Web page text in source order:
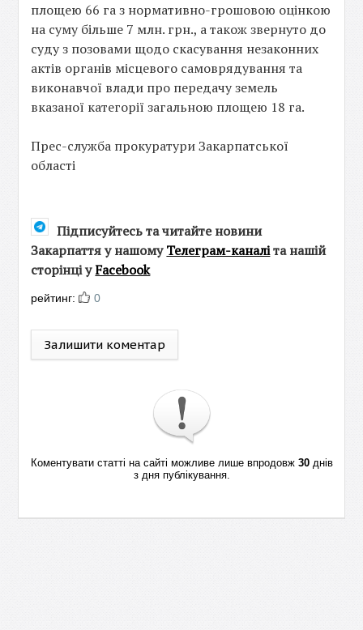
площею 66 га з нормативно-грошовою оцінкою
на суму більше 7 млн. грн., а також звернуто до
суду з позовами щодо скасування незаконних
актів органів місцевого самоврядування та
виконавчої влади про передачу земель
вказаної категорії загальною площею 18 га.
Прес-служба прокуратури Закарпатської
області
Підписуйтесь та читайте новини
Закарпаття у нашомуТелеграм-каналіта нашій
сторінці уFacebook
рейтинг: 0
Залишити коментар
Коментувати статті на сайті можливе лише впродовж 30днів
з дня публікування.